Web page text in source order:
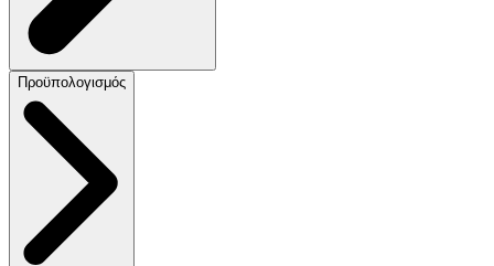
Προϋπολογισμός